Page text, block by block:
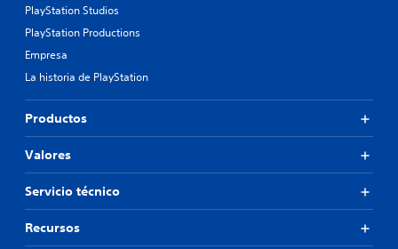
PlayStation Studios
PlayStation Productions
Empresa
La historia de PlayStation
Productos
Valores
Servicio técnico
Recursos